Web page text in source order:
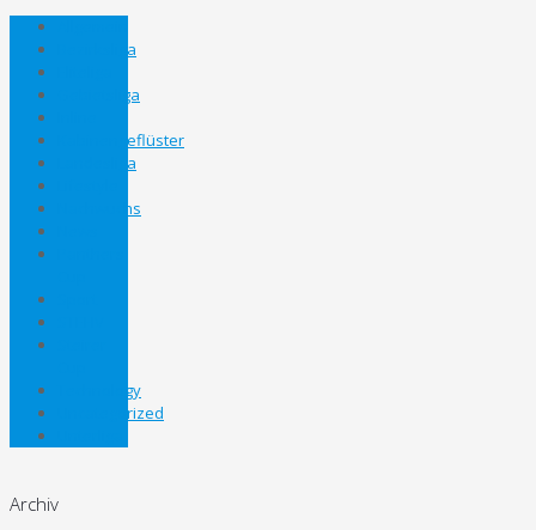
Bezirksliga
Gebietsliga
Kabinengeflüster
Landesliga
Nachwuchs
Technology
Uncategorized
Archiv